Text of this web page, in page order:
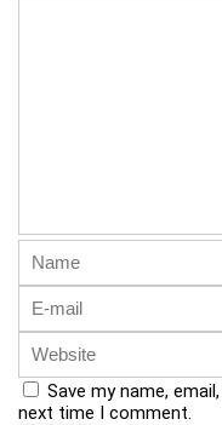
Save my name,
next time I comment.